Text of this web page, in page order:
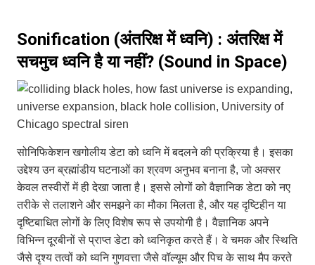
Sonification (अंतरिक्ष में ध्वनि) : अंतरिक्ष में
सचमुच ध्वनि है या नहीं? (Sound in Space)
सोनिफिकेशन खगोलीय डेटा को ध्वनि में बदलने की प्रक्रिया है। इसका
उद्देश्य उन ब्रह्मांडीय घटनाओं का श्रवण अनुभव बनाना है, जो अक्सर
केवल तस्वीरों में ही देखा जाता है। इससे लोगों को वैज्ञानिक डेटा को नए
तरीके से तलाशने और समझने का मौका मिलता है, और यह दृष्टिहीन या
दृष्टिबाधित लोगों के लिए विशेष रूप से उपयोगी है। वैज्ञानिक अपने
विभिन्न दूरबीनों से प्राप्त डेटा को ध्वनिकृत करते हैं। वे चमक और स्थिति
जैसे दृश्य तत्वों को ध्वनि गुणवत्ता जैसे वॉल्यूम और पिच के साथ मैप करते